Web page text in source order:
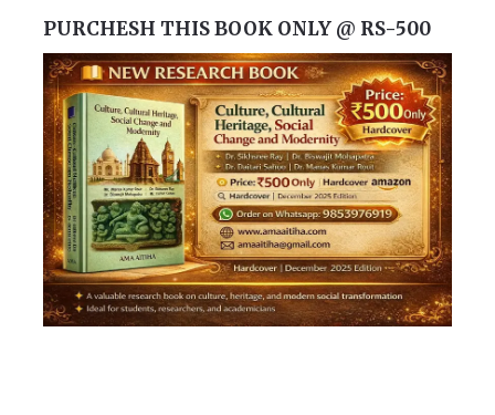
PURCHESH THIS BOOK ONLY @ RS-500